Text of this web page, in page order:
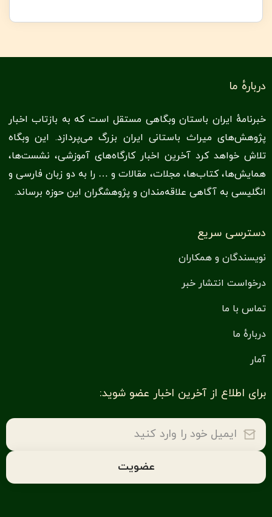
دربارهٔ ما
خبرنامهٔ ایران باستان وبگاهی مستقل است که به بازتاب اخبار
پژوهش‌های میراث باستانی ایران بزرگ می‌پردازد. این وبگاه
تلاش خواهد کرد آخرین اخبار کارگاه‌های آموزشی، نشست‌ها،
همایش‌ها، کتاب‌ها‌،‌ مجلات، مقالات و … را به دو زبان فارسی و
انگلیسی به آگاهی علاقه‌مندان و پژوهشگران این حوزه برساند.
دسترسی سریع
نویسندگان و همکاران
درخواست انتشار خبر
تماس با ما
دربارهٔ ما
آمار
برای اطلاع از آخرین اخبار عضو شوید: